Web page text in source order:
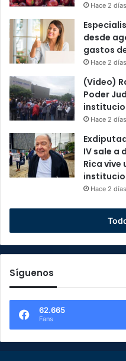
Hace 2 días
desde
gastos
Hace 2 días
(Video)
Poder
Hace 2 días
IV sale a
Rica
Hace 2 días
Síguenos
62.665
Fans